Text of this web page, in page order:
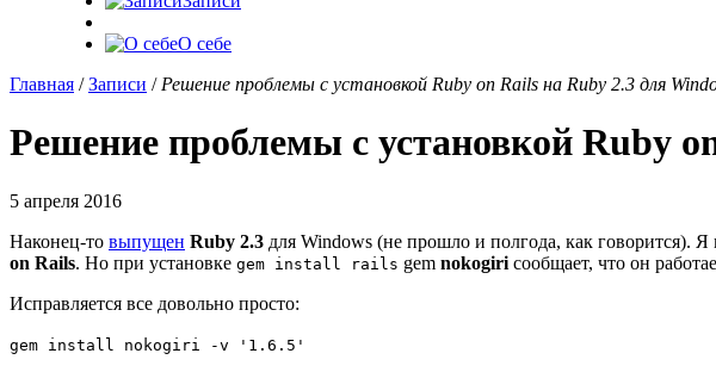
О себе
Главная /Записи / Решение проблемы с установкой Ruby on Rails на Ruby 2.3 для
Решение проблемы с установкой Ruby
5 апреля 2016
Наконец-то выпущен Ruby 2.3 для Windows (не прошло и полгода, как говорится). Я
on Rails. Но при установке gem install rails gem nokogiri сообщает, что он
Исправляется все довольно просто:
gem install nokogiri -v '1.6.5'